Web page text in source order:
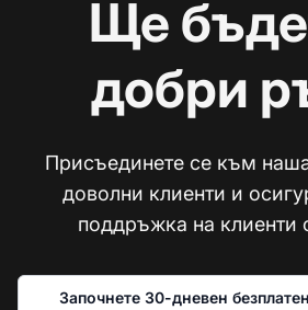
Ще
добри
Присъединете се към
доволни клиенти и
поддръжка на клиенти
Започнете 30-дневен